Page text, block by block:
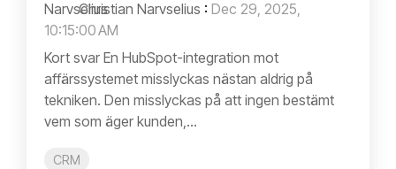
Christian Narvselius : Dec 29, 2025,
10:15:00 AM
Kort svar En HubSpot-integration mot
affärssystemet misslyckas nästan aldrig på
tekniken. Den misslyckas på att ingen bestämt
vem som äger kunden,...
CRM